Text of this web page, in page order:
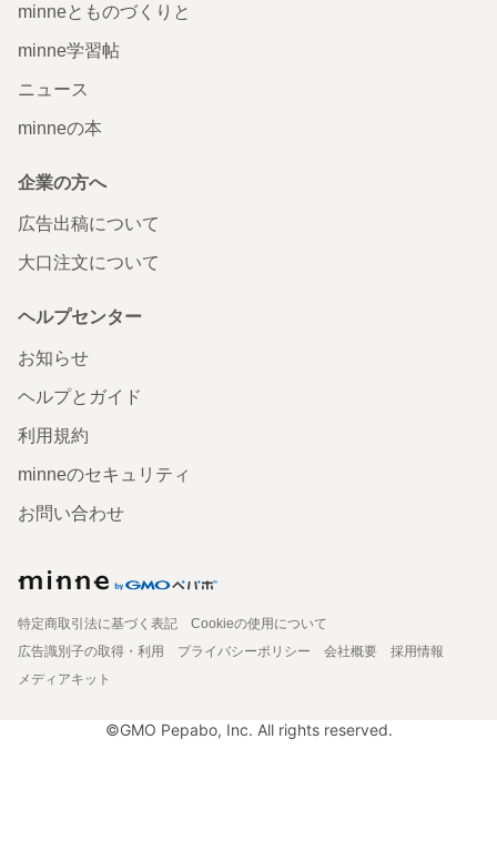
minneとものづくりと
minne学習帖
ニュース
minneの本
企業の方へ
広告出稿について
大口注文について
ヘルプセンター
お知らせ
ヘルプとガイド
利用規約
minneのセキュリティ
お問い合わせ
特定商取引法に基づく表記
Cookieの使用について
広告識別子の取得・利用
プライバシーポリシー 会社概要
採用情報
メディアキット
©GMO Pepabo, Inc. All rights reserved.